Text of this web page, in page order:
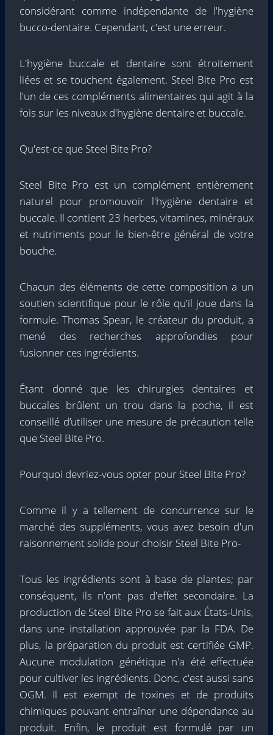
considérant comme indépendante de l'hygiène
bucco-dentaire. Cependant, c'est une erreur.
L'hygiène buccale et dentaire sont étroitement
liées et se touchent également. Steel Bite Pro est
l'un de ces compléments alimentaires qui agit à la
fois sur les niveaux d'hygiène dentaire et buccale.
Qu'est-ce que Steel Bite Pro?
Steel Bite Pro est un complément entièrement
naturel pour promouvoir l'hygiène dentaire et
buccale. Il contient 23 herbes, vitamines, minéraux
et nutriments pour le bien-être général de votre
bouche.
Chacun des éléments de cette composition a un
soutien scientifique pour le rôle qu'il joue dans la
formule. Thomas Spear, le créateur du produit, a
mené des recherches approfondies pour
fusionner ces ingrédients.
Étant donné que les chirurgies dentaires et
buccales brûlent un trou dans la poche, il est
conseillé d’utiliser une mesure de précaution telle
que Steel Bite Pro.
Pourquoi devriez-vous opter pour Steel Bite Pro?
Comme il y a tellement de concurrence sur le
marché des suppléments, vous avez besoin d'un
raisonnement solide pour choisir Steel Bite Pro-
Tous les ingrédients sont à base de plantes; par
conséquent, ils n'ont pas d'effet secondaire. La
production de Steel Bite Pro se fait aux États-Unis,
dans une installation approuvée par la FDA. De
plus, la préparation du produit est certifiée GMP.
Aucune modulation génétique n'a été effectuée
pour cultiver les ingrédients. Donc, c'est aussi sans
OGM. Il est exempt de toxines et de produits
chimiques pouvant entraîner une dépendance au
produit. Enfin, le produit est formulé par un